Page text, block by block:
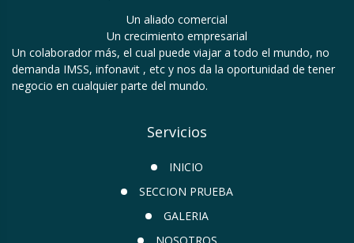
Un aliado comercial
Un crecimiento empresarial
Un colaborador más, el cual puede viajar a todo el mundo, no
demanda IMSS, infonavit , etc y nos da la oportunidad de tener
negocio en cualquier parte del mundo.
Servicios
INICIO
SECCION PRUEBA
GALERIA